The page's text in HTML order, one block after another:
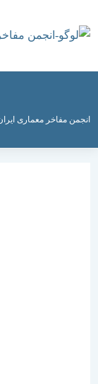
مفاخر معماری ایران >